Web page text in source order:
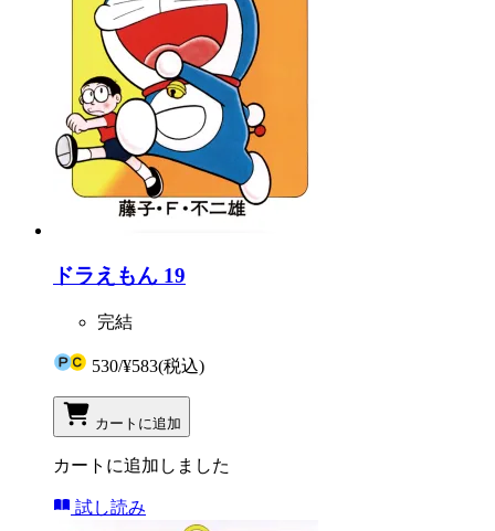
ドラえもん 19
完結
530/¥583(税込)
カートに追加
カートに追加しました
試し読み